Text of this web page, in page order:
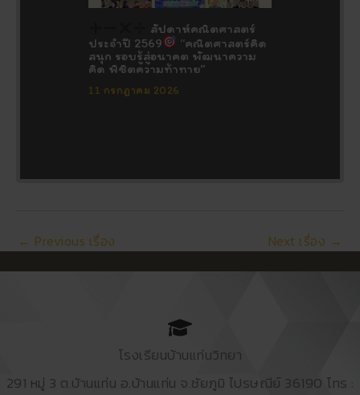
สัปดาห์คณิตศาสตร์
ประจำปี 2569
“คณิตศาสตร์คิด
สนุก รอบรู้สู่อนาคต พัฒนาความ
คิด พิชิตความท้าทาย”
11 กรกฎาคม 2026
← Previous เรื่อง Next เรื่อง →
โรงเรียนบ้านแท่นวิทยา
291 หมู่ 3 ต.บ้านแท่น อ.บ้านแท่น จ.ชัยภูมิ ไปรษณีย์ 36190 โทร :